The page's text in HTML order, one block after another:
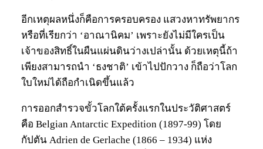
อีกเหตุผลหนึ่งก็คือการครอบครอง แสวงหาทรัพยากร
หรือที่เรียกว่า ‘อาณานิคม’ เพราะยังไม่มีใครเป็น
เจ้าของสิทธิ์ในผืนแผ่นดินว่างเปล่านั้น ด้วยเหตุนี้ถ้า
เพียงสามารถนำ ‘ธงชาติ’ เข้าไปปักวาง ก็ถือว่าโลก
ใบใหม่ได้ถือกำเนิดขึ้นแล้ว
การออกสำรวจขั้วโลกใต้ครั้งแรกในประวัติศาสตร์
คือ Belgian Antarctic Expedition (1897-99) โดย
กัปตัน Adrien de Gerlache (1866 – 1934) แห่ง